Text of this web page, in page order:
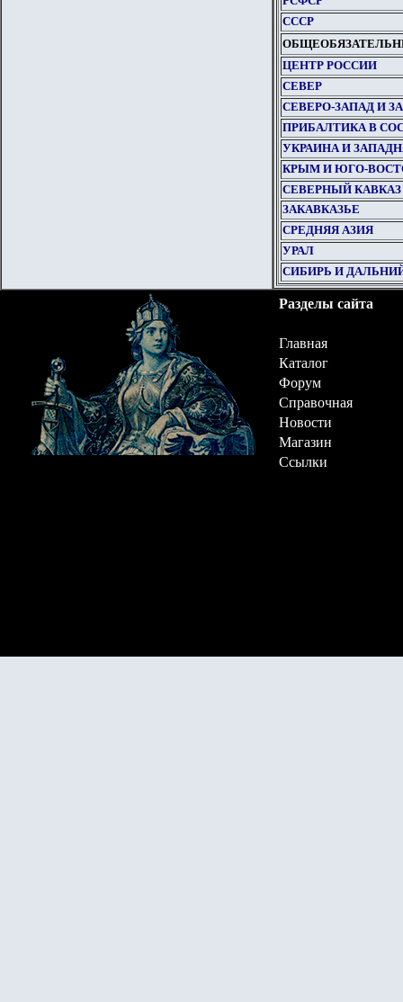
СССР
ЦЕНТР РОССИИ
СЕВЕР
СЕВЕРО-ЗАПАД И
ПРИБАЛТИКА В
УКРАИНА И
КРЫМ И ЮГО-
СЕВЕРНЫЙ КАВКАЗ
ЗАКАВКАЗЬЕ
СРЕДНЯЯ АЗИЯ
УРАЛ
СИБИРЬ И
Разделы сайта
Главная
Каталог
Форум
Справочная
Новости
Магазин
Ссылки